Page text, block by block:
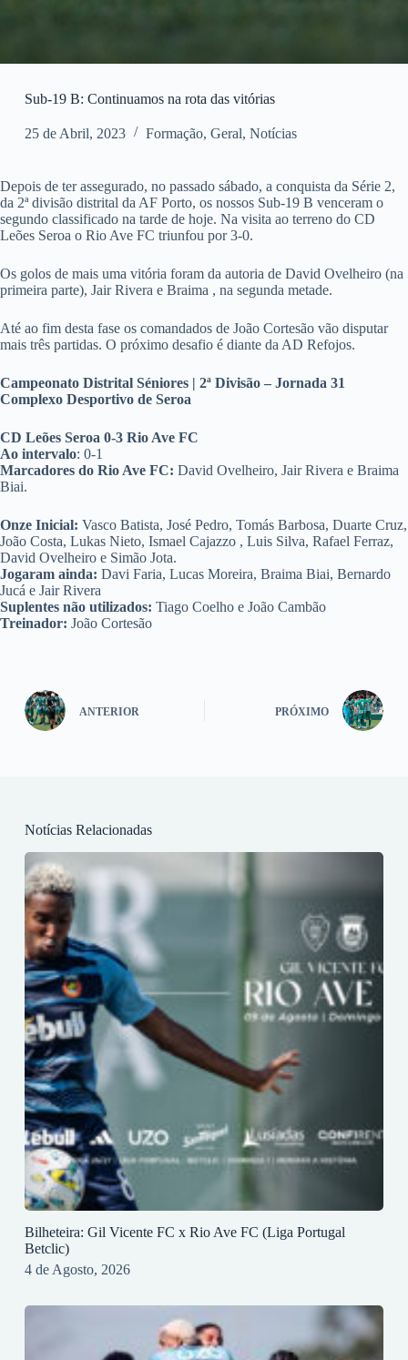
Sub-19 B: Continuamos na rota das vitórias
25 de Abril, 2023 Formação, Geral, Notícias
Depois de ter assegurado, no passado sábado, a conquista da Série 2,
da 2ª divisão distrital da AF Porto, os nossos Sub-19 B venceram o
segundo classificado na tarde de hoje. Na visita ao terreno do CD
Leões Seroa o Rio Ave FC triunfou por 3-0.
Os golos de mais uma vitória foram da autoria de David Ovelheiro (na
primeira parte), Jair Rivera e Braima , na segunda metade.
Até ao fim desta fase os comandados de João Cortesão vão disputar
mais três partidas. O próximo desafio é diante da AD Refojos.
Campeonato Distrital Séniores | 2ª Divisão – Jornada 31
Complexo Desportivo de Seroa
CD Leões Seroa 0-3 Rio Ave FC
Ao intervalo: 0-1
Marcadores do Rio Ave FC: David Ovelheiro, Jair Rivera e Braima
Biai.
Onze Inicial: Vasco Batista, José Pedro, Tomás Barbosa, Duarte Cruz,
João Costa, Lukas Nieto, Ismael Cajazzo , Luis Silva, Rafael Ferraz,
David Ovelheiro e Simão Jota.
Jogaram ainda: Davi Faria, Lucas Moreira, Braima Biai, Bernardo
Jucá e Jair Rivera
Suplentes não utilizados: Tiago Coelho e João Cambão
Treinador: João Cortesão
ANTERIOR PRÓXIMO
Notícias Relacionadas
Bilheteira: Gil Vicente FC x Rio Ave FC (Liga Portugal
Betclic)
4 de Agosto, 2026